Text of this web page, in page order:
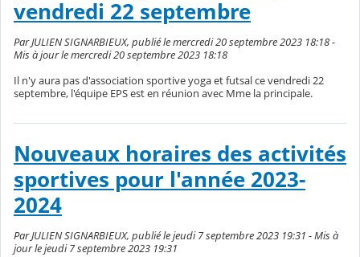
vendredi 22 septembre
Par JULIEN SIGNARBIEUX, publié le mercredi 20 septembre 2023 18:18 -
Mis à jour le mercredi 20 septembre 2023 18:18
Il n'y aura pas d'association sportive yoga et futsal ce vendredi 22
septembre, l'équipe EPS est en réunion avec Mme la principale.
Nouveaux horaires des activités
sportives pour l'année 2023-
2024
Par JULIEN SIGNARBIEUX, publié le jeudi 7 septembre 2023 19:31 - Mis à
jour le jeudi 7 septembre 2023 19:31